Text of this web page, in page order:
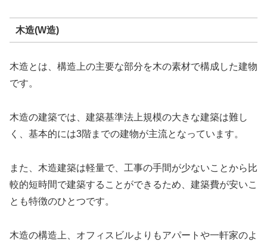
木造(W造)
木造とは、構造上の主要な部分を木の素材で構成した建物
です。
木造の建築では、建築基準法上規模の大きな建築は難し
く、基本的には3階までの建物が主流となっています。
また、木造建築は軽量で、工事の手間が少ないことから比
較的短時間で建築することができるため、建築費が安いこ
とも特徴のひとつです。
木造の構造上、オフィスビルよりもアパートや一軒家のよ